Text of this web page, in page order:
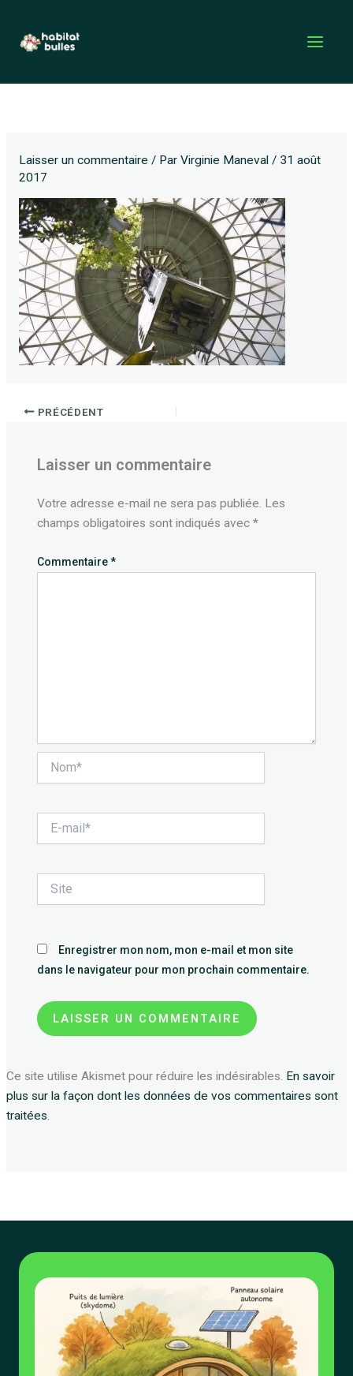
contenu
Laisser un commentaire / Par Virginie Maneval / 31 août
2017
PRÉCÉDENT
Laisser un commentaire
Votre adresse e-mail ne sera pas publiée. Les
champs obligatoires sont indiqués avec*
Commentaire*
mail*
Enregistrer mon nom, mon e-mail et mon site
dans le navigateur pour mon prochain commentaire.
Ce site utilise Akismet pour réduire les indésirables. En savoir
plus sur la façon dont les données de vos commentaires sont
traitées.